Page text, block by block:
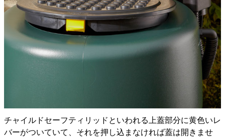
チャイルドセーフティリッドといわれる上蓋部分に黄色いレ
バーがついていて、それを押し込まなければ蓋は開きませ